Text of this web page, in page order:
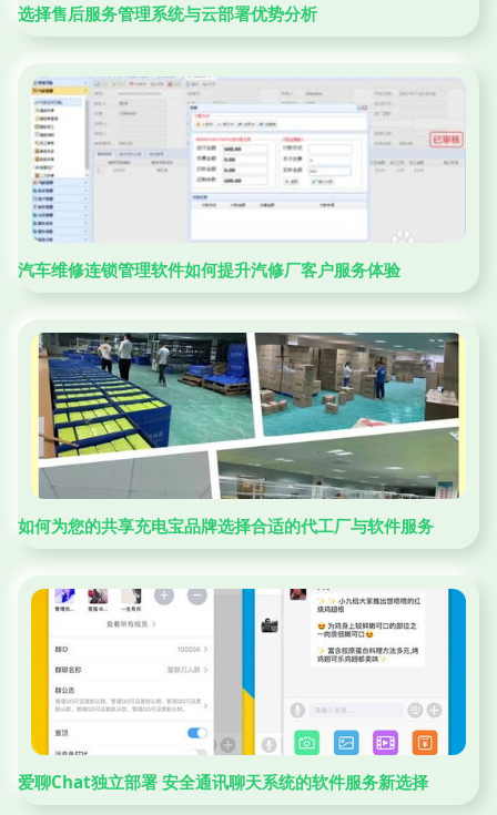
选择售后服务管理系统与云部署优势分析
汽车维修连锁管理软件如何提升汽修厂客户服务体验
如何为您的共享充电宝品牌选择合适的代工厂与软件服务
爱聊Chat独立部署 安全通讯聊天系统的软件服务新选择